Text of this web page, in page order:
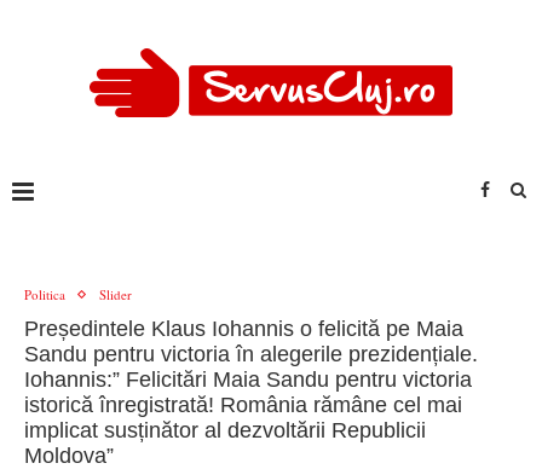
Politica Slider
Președintele Klaus Iohannis o felicită pe Maia
Sandu pentru victoria în alegerile prezidențiale.
Iohannis:” Felicitări Maia Sandu pentru victoria
istorică înregistrată! România rămâne cel mai
implicat susținător al dezvoltării Republicii
Moldova”